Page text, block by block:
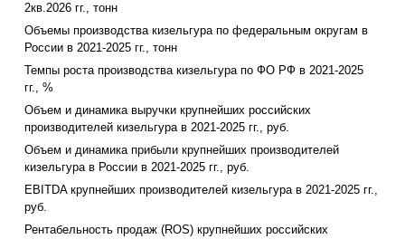
2кв.2026 гг., тонн
Объемы производства кизельгура по федеральным округам в
России в 2021-2025 гг., тонн
Темпы роста производства кизельгура по ФО РФ в 2021-2025
гг., %
Объем и динамика выручки крупнейших российских
производителей кизельгура в 2021-2025 гг., руб.
Объем и динамика прибыли крупнейших производителей
кизельгура в России в 2021-2025 гг., руб.
EBITDA крупнейших производителей кизельгура в 2021-2025 гг.,
руб.
Рентабельность продаж (ROS) крупнейших российских